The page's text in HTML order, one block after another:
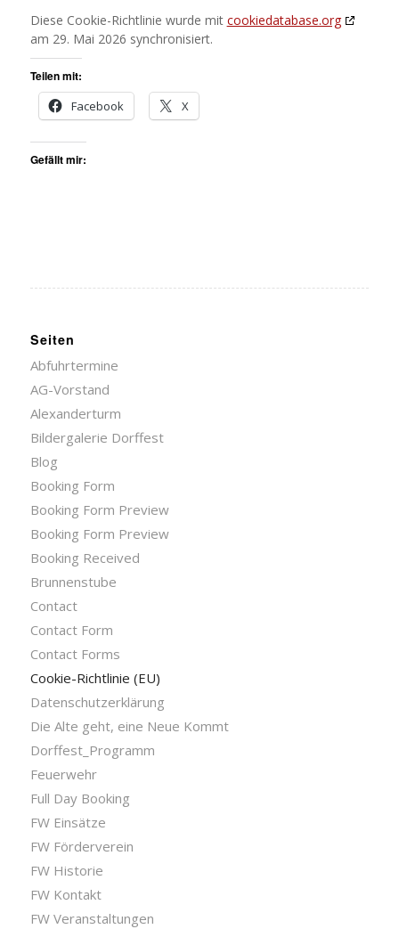
Diese Cookie-Richtlinie wurde mit cookiedatabase.org
am 29. Mai 2026 synchronisiert.
Teilen mit:
Facebook
X
Gefällt mir:
Seiten
Abfuhrtermine
AG-Vorstand
Alexanderturm
Bildergalerie Dorffest
Blog
Booking Form
Booking Form Preview
Booking Form Preview
Booking Received
Brunnenstube
Contact
Contact Form
Contact Forms
Cookie-Richtlinie (EU)
Datenschutzerklärung
Die Alte geht, eine Neue Kommt
Dorffest_Programm
Feuerwehr
Full Day Booking
FW Einsätze
FW Förderverein
FW Historie
FW Kontakt
FW Veranstaltungen